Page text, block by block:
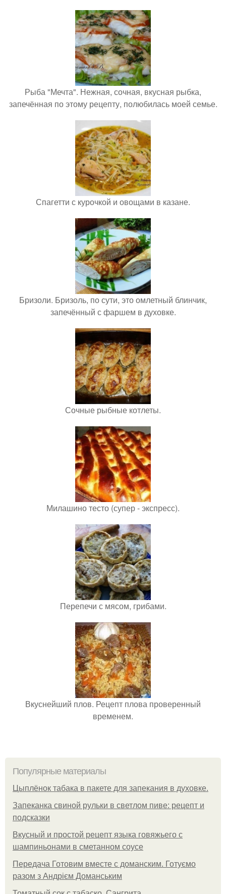
Рыба "Мечта". Нежная, сочная, вкусная рыбка,
запечённая по этому рецепту, полюбилась моей семье.
Спагетти с курочкой и овощами в казане.
Бризоли. Бризоль, по сути, это омлетный блинчик,
запечённый с фаршем в духовке.
Сочные рыбные котлеты.
Милашино тесто (супер - экспресс).
Перепечи с мясом, грибами.
Вкуснейший плов. Рецепт плова проверенный
временем.
Популярные материалы
Цыплёнок табака в пакете для запекания в духовке.
Запеканка свиной рульки в светлом пиве: рецепт и
подсказки
Вкусный и простой рецепт языка говяжьего с
шампиньонами в сметанном соусе
Передача Готовим вместе с доманским. Готуємо
разом з Андрієм Доманським